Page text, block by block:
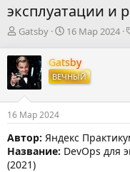
эксплуатации и
А
т
о
р
м
ы
Gatsby
Д
т
а
н
а
л
а
16 Мар 2024
Gatsby
ВЕЧНЫЙ
16 Мар 2024
Автор: Яндекс
Название: DevOps для
(2021)